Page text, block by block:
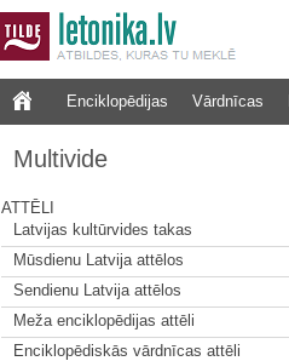
Enciklopēdijas Vārdnīcas
Multivide
ATTĒLI
Latvijas kultūrvides takas
Mūsdienu Latvija attēlos
Sendienu Latvija attēlos
Meža enciklopēdijas attēli
Enciklopēdiskās vārdnīcas attēli